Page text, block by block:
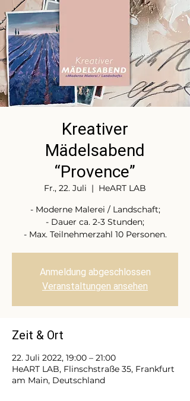
Kreativer
Mädelsabend
“Provence”
Fr., 22. Juli
  |
HeART LAB
- Moderne Malerei / Landschaft;
- Dauer ca. 2-3 Stunden;
- Max. Teilnehmerzahl 10 Personen.
Anmeldung abgeschlossen
Veranstaltungen ansehen
Zeit & Ort
22. Juli 2022, 19:00 – 21:00
HeART LAB, Flinschstraße 35, Frankfurt
am Main, Deutschland